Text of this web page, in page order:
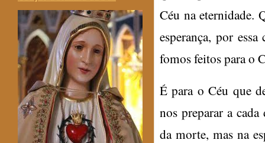
Céu na eternidade.
esperança, por
fomos feitos para o
É para o Céu que
nos preparar a
da morte, mas na